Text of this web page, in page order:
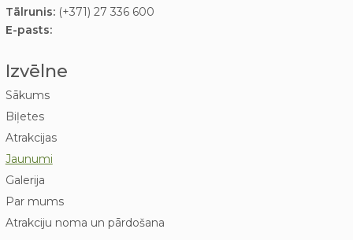
Tālrunis:(+371) 27 336 600
E-pasts:
Izvēlne
Sākums
Biļetes
Atrakcijas
Jaunumi
Galerija
Par mums
Atrakciju noma un pārdošana